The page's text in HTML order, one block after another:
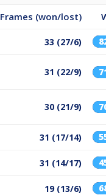
Frames (won/lost)
33 (27/6)
31 (22/9)
30 (21/9)
31 (17/14)
31 (14/17)
19 (13/6)